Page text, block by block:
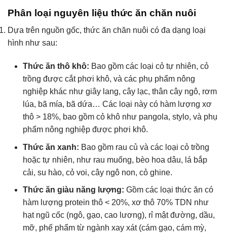
Phân loại nguyên liệu thức ăn chăn nuôi
Dựa trên nguồn gốc, thức ăn chăn nuôi có đa dạng loại
hình như sau:
Thức ăn thô khô: Bao gồm các loại cỏ tự nhiên, cỏ
trồng được cắt phơi khô, và các phụ phẩm nông
nghiệp khác như giây lang, cây lạc, thân cây ngô, rơm
lúa, bã mía, bã dứa… Các loại này có hàm lượng xơ
thô > 18%, bao gồm cỏ khô như pangola, stylo, và phụ
phẩm nông nghiệp được phơi khô.
Thức ăn xanh: Bao gồm rau củ và các loại cỏ trồng
hoặc tự nhiên, như rau muống, bèo hoa dâu, lá bắp
cải, su hào, cỏ voi, cây ngô non, cỏ ghine.
Thức ăn giàu năng lượng: Gồm các loại thức ăn có
hàm lượng protein thô < 20%, xơ thô 70% TDN như
hạt ngũ cốc (ngô, gạo, cao lương), rỉ mật đường, dầu,
mỡ, phế phẩm từ ngành xay xát (cám gạo, cám mỳ,